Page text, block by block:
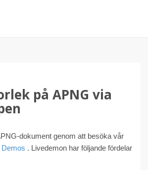
på APNG via
dokument genom att besöka vår
. Livedemon har följande fördelar